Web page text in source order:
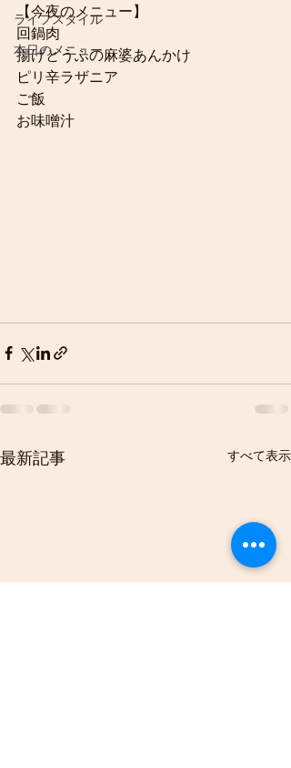
ライフスタイル
本日のメニュー
【今夜のメニュー】
回鍋肉
揚げとうふの麻婆あんかけ
ピリ辛ラザニア
ご飯
お味噌汁
最新記事 すべて表示